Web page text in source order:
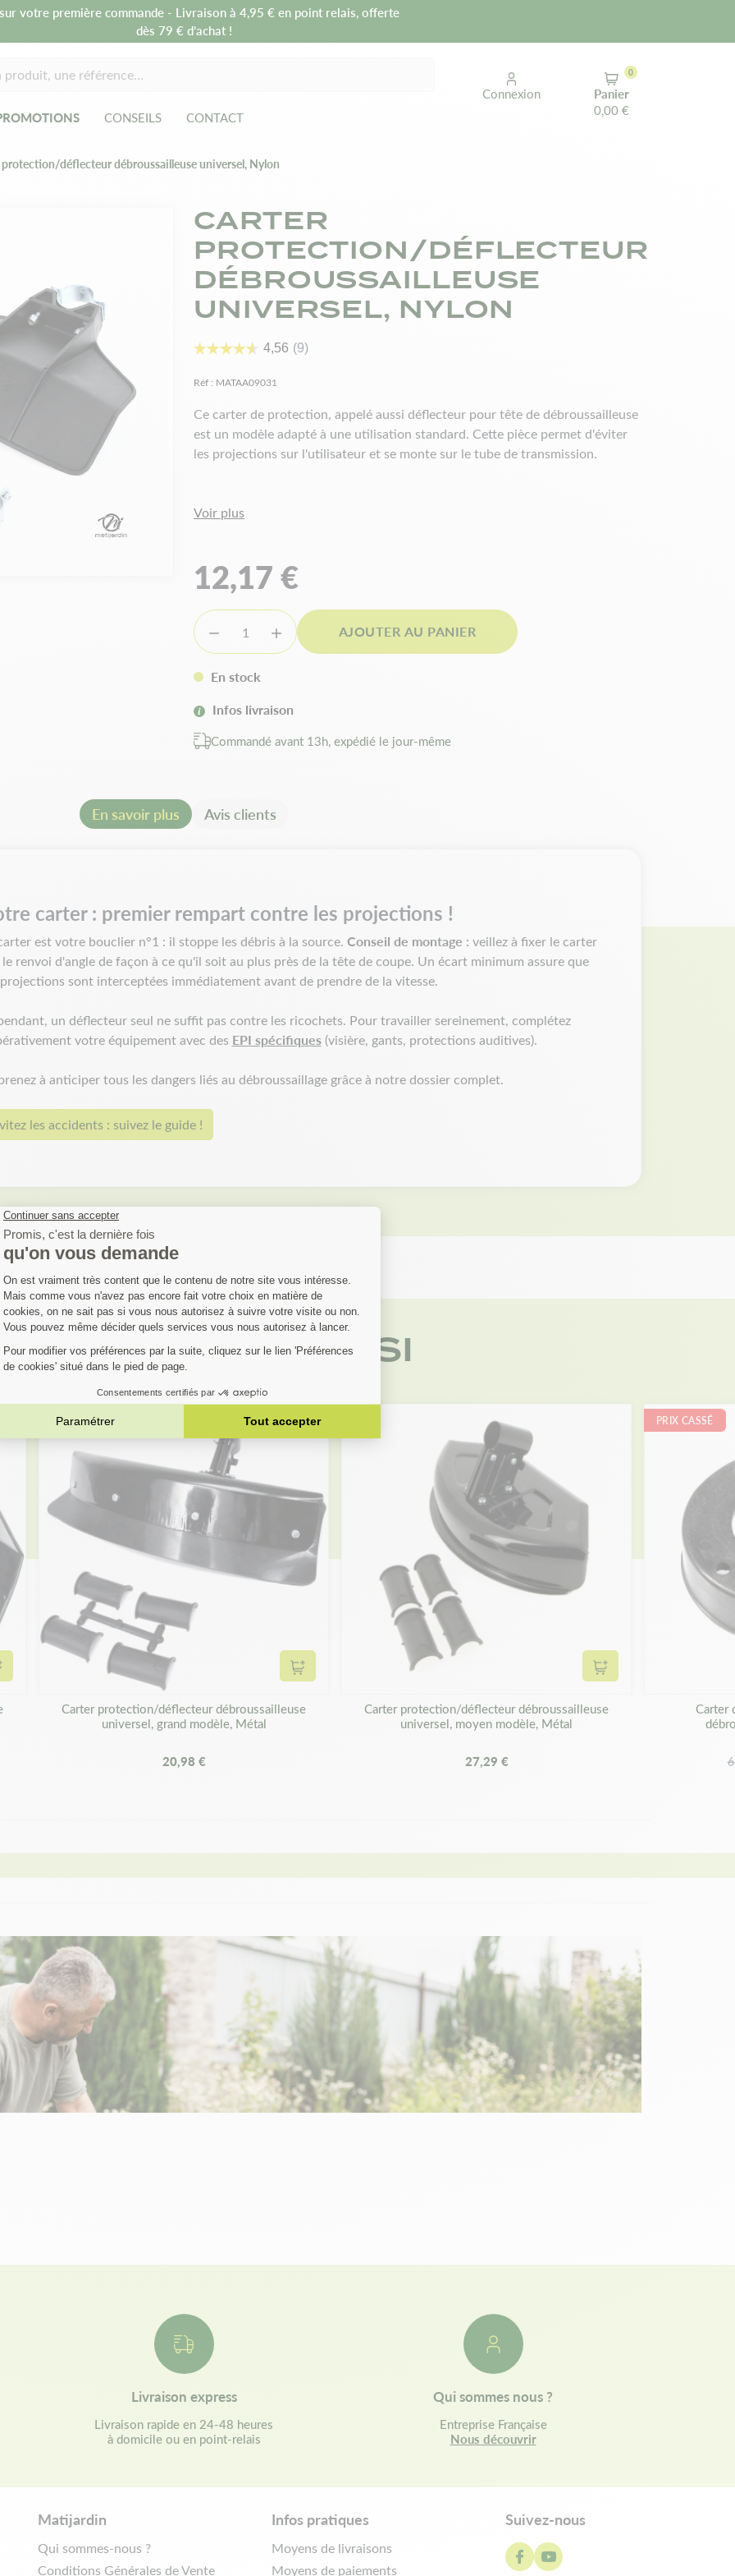
votre première commande - Livraison à 4,95 € en point relais, offerte
dès 79 € d’achat !
CONSEILS CONTACT
Connexion
Panier
0,00 €
0
déflecteur débroussailleuse universel, Nylon
CARTER
PROTECTION/DÉFLECTEUR
DÉBROUSSAILLEUSE
UNIVERSEL, NYLON
Réf : MATAA09031
Ce carter de protection, appelé aussi déflecteur pour tête de débroussailleuse
est un modèle adapté à une utilisation standard. Cette pièce permet d'éviter
les projections sur l'utilisateur et se monte sur le tube de transmission.
Caractéristiques techniques
Matière :nylon renforcé
Largeur
Longueur: 280 mm
Hauteur
: 30 mm
Livré en kit à assembler
Pour tube de 24, 26 ou 28 mm
Les avantages
facilement sur toutes les débroussailleuses de marque à renvoi d'angle comme
Stihl, Husqvarna, Ryobi, Echo, Parkside, Honda, Dewalt, Makita, McCulloch,
Einhell, Dolmar, Bosch, Oleomac, Scheppach…
Voir plus
12,17 €
  AJOUTER AU PANIER
En stock
Infos livraison
Commandé avant 13h, expédié le jour-même
En savoir plus Avis clients
carter : premier rempart contre les projections !
est votre bouclier n°1 : il stoppe les débris à la source. Conseil de montage : veillez à fixer le carter
renvoi d'angle de façon à ce qu'il soit au plus près de la tête de coupe. Un écart minimum assure que
sont interceptées immédiatement avant de prendre de la vitesse.
un déflecteur seul ne suffit pas contre les ricochets. Pour travailler sereinement, complétez
votre équipement avec des EPI spécifiques(visière, gants, protections auditives).
à anticiper tous les dangers liés au débroussaillage grâce à notre dossier complet.
les accidents : suivez le guide !
AIMEREZ AUSSI
au panier Ajouter au panier
Carter protection/déflecteur débroussailleuse
universel, grand modèle, Métal
20,98 €
Ajouter au panier
Carter protection/déflecteur débroussailleuse
universel, moyen modèle, Métal
27,29 €
PRIX CASSÉ
Carter
Livraison express
Livraison rapide en 24-48 heures
à domicile ou en point-relais
Qui sommes nous ?
Entreprise Française
Nous découvrir
Matijardin
Qui sommes-nous ?
Conditions Générales de Vente
Infos pratiques
Moyens de livraisons
Moyens de paiements
Suivez-nous